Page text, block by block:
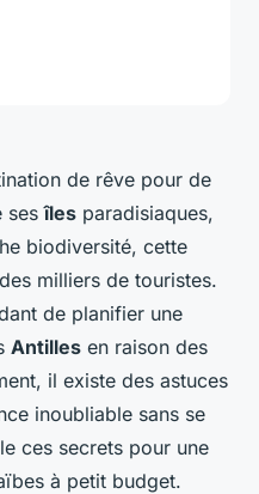
de rêve pour de
sesîles paradisiaques,
biodiversité, cette
milliers de touristes.
de planifier une
Antilles en raison des
il existe des astuces
inoubliable sans se
ces secrets pour une
à petit budget.